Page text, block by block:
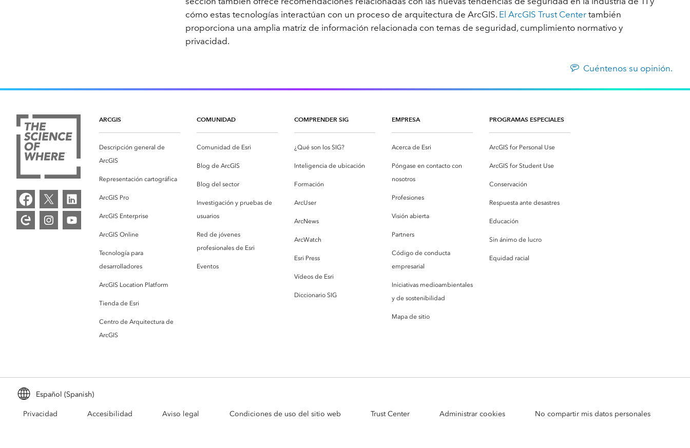
cómo estas tecnologías interactúan con un proceso de arquitectura de ArcGIS. El ArcGIS Trust Center también
proporciona una amplia matriz de información relacionada con temas de seguridad, cumplimiento normativo y
privacidad.
Cuéntenos su opinión.
ARCGIS
Descripción general de
ArcGIS
Representación cartográfica
ArcGIS Pro
ArcGIS Enterprise
ArcGIS Online
Tecnología para
desarrolladores
ArcGIS Location Platform
Tienda de Esri
Centro de Arquitectura de
ArcGIS
COMUNIDAD
Comunidad de Esri
Blog de ArcGIS
Blog del sector
Investigación y pruebas de
usuarios
Red de jóvenes
profesionales de Esri
Eventos
COMPRENDER SIG
¿Qué son los SIG?
Inteligencia de ubicación
Formación
ArcUser
ArcNews
ArcWatch
Esri Press
Vídeos de Esri
Diccionario SIG
EMPRESA
Acerca de Esri
Póngase en contacto con
nosotros
Profesiones
Visión abierta
Partners
Código de conducta
empresarial
Iniciativas medioambientales
y de sostenibilidad
Mapa de sitio
PROGRAMAS ESPECIALES
ArcGIS for Personal Use
ArcGIS for Student Use
Conservación
Respuesta ante desastres
Educación
Sin ánimo de lucro
Equidad racial
Español (Spanish)
Privacidad Accesibilidad Aviso legal Condiciones de uso del sitio web Trust Center Administrar cookies No compartir mis datos personales